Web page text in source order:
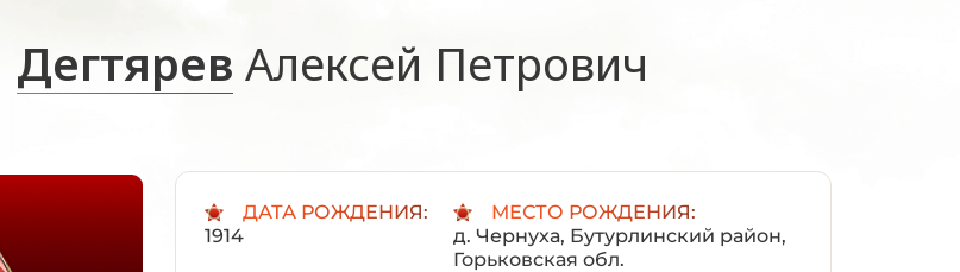
Дегтярев Алексей Петрович
ДАТА РОЖДЕНИЯ:
1914
МЕСТО РОЖДЕНИЯ:
д. Чернуха, Бутурлинский район,
Горьковская обл.